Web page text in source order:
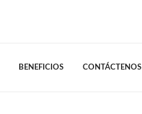
BENEFICIOS CONTÁCTENOS